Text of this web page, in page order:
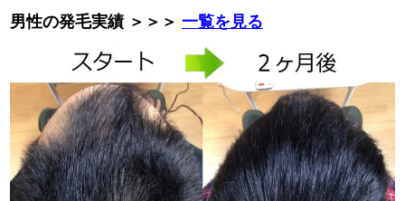
男性の発毛実績 ＞＞＞ 一覧を見る